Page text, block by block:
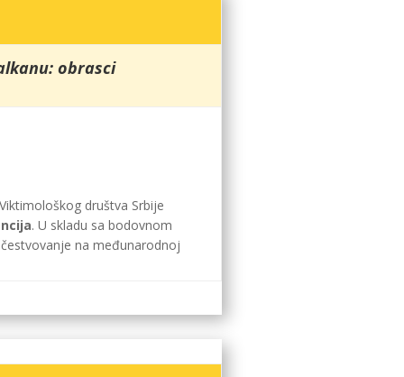
obrasci
društva Srbije
. U skladu sa bodovnom
na međunarodnoj